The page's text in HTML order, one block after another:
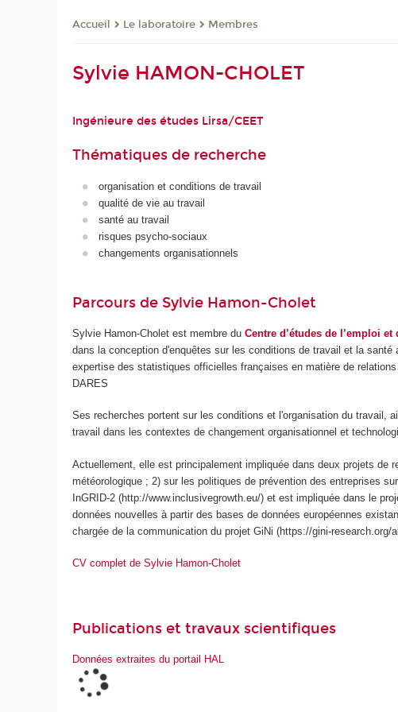
Accueil Le laboratoire Membres
Sylvie HAMON-CHOLET
Ingénieure des études Lirsa/CEET
Thématiques de recherche
organisation et conditions de travail
qualité de vie au travail
santé au travail
risques psycho-sociaux
changements organisationnels
Parcours de Sylvie Hamon-Cholet
Sylvie Hamon-Cholet est membre duCentre d’études de l’emploi et
dans la conception d'enquêtes sur les conditions de travail et la
expertise des statistiques officielles françaises en matière de
DARES
Ses recherches portent sur les conditions et l'organisation du travail,
travail dans les contextes de changement organisationnel et
Actuellement, elle est principalement impliquée dans deux projets de
météorologique ; 2) sur les politiques de prévention des entreprises
InGRID-2 (http://www.inclusivegrowth.eu/) et est impliquée dans le
données nouvelles à partir des bases de données européennes
chargée de la communication du projet GiNi (https://gini-research.org/
CV complet de Sylvie Hamon-Cholet
Publications et travaux scientifiques
Données extraites du portail HAL